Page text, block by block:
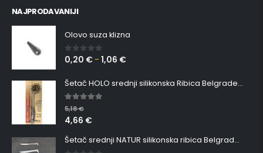
NAJPRODAVANIJI
Olovo suza klizna
0 out of 5
0,20 € –1,06 €
Šetač HOLO srednji silikonska Ribica Belgrade Walker
5.00out of 5
5,18€
4,66 €
Šetač srednji NATUR silikonska ribica Belgrade Walker